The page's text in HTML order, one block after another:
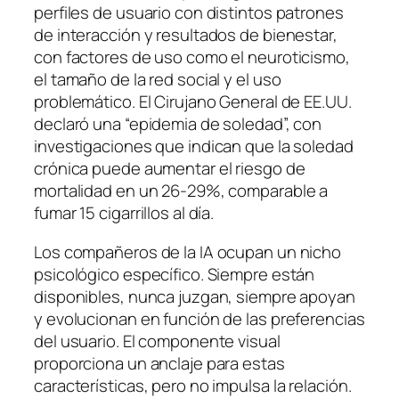
perfiles de usuario con distintos patrones
de interacción y resultados de bienestar,
con factores de uso como el neuroticismo,
el tamaño de la red social y el uso
problemático. El Cirujano General de EE.UU.
declaró una “epidemia de soledad”, con
investigaciones que indican que la soledad
crónica puede aumentar el riesgo de
mortalidad en un 26-29%, comparable a
fumar 15 cigarrillos al día.
Los compañeros de la IA ocupan un nicho
psicológico específico. Siempre están
disponibles, nunca juzgan, siempre apoyan
y evolucionan en función de las preferencias
del usuario. El componente visual
proporciona un anclaje para estas
características, pero no impulsa la relación.